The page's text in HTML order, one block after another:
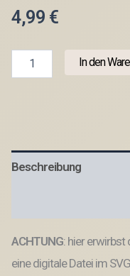
4,99 €
Laserdatei
Baby
1.
Geburt
Datei
In den
Beschreibung
ACHTUNG: hier erwirbst
eine digitale Datei im